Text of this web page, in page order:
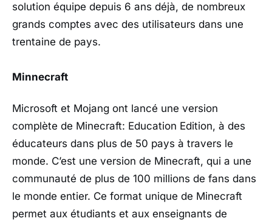
solution équipe depuis 6 ans déjà, de nombreux
grands comptes avec des utilisateurs dans une
trentaine de pays.
Minnecraft
Microsoft et Mojang ont lancé une version
complète de Minecraft: Education Edition, à des
éducateurs dans plus de 50 pays à travers le
monde. C’est une version de Minecraft, qui a une
communauté de plus de 100 millions de fans dans
le monde entier. Ce format unique de Minecraft
permet aux étudiants et aux enseignants de